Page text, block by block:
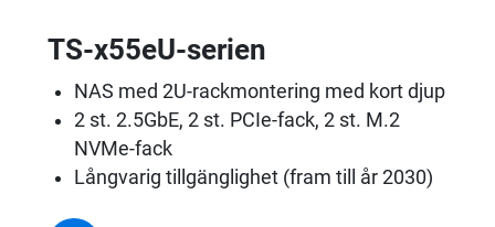
TS-x55eU-serien
NAS med 2U-rackmontering med kort djup
2 st. 2.5GbE, 2 st. PCIe-fack, 2 st. M.2
NVMe-fack
Långvarig tillgänglighet (fram till år 2030)